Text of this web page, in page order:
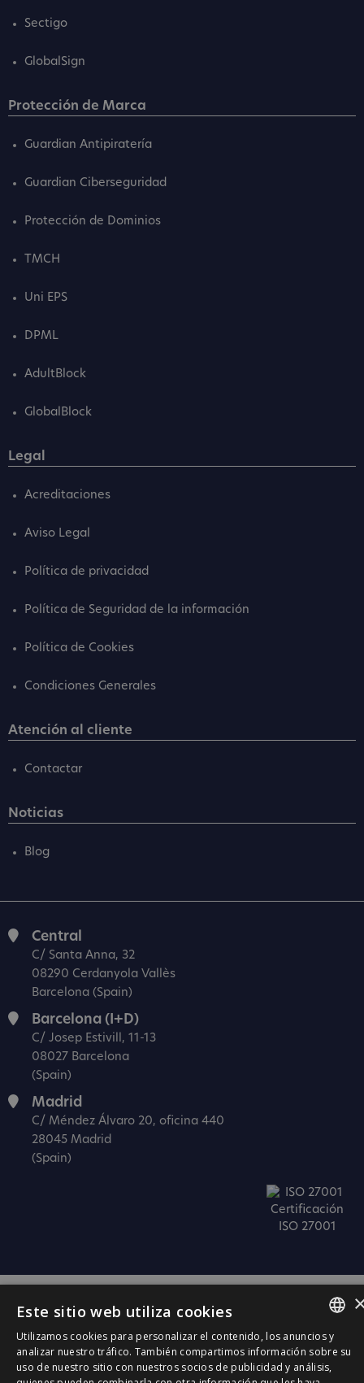
Sectigo
GlobalSign
Protección de Marca
Guardian Antipiratería
Guardian Ciberseguridad
Protección de Dominios
TMCH
Uni EPS
DPML
AdultBlock
GlobalBlock
Legal
Acreditaciones
Aviso Legal
Política de privacidad
Política de Seguridad de la información
Política de Cookies
Condiciones Generales
Atención al cliente
Contactar
Noticias
Blog
Central
C/ Santa Anna, 32
08290 Cerdanyola Vallès
Barcelona (Spain)
Barcelona (I+D)
C/ Josep Estivill, 11-13
08027 Barcelona
(Spain)
Madrid
C/ Méndez Álvaro 20, oficina 440
28045 Madrid
(Spain)
Certificación
ISO 27001
SPANISH
CATALÀ
Este sitio web utiliza cookies
Utilizamos cookies para personalizar el contenido, los anuncios y
analizar nuestro tráfico. También compartimos información sobre su
uso de nuestro sitio con nuestros socios de publicidad y análisis,